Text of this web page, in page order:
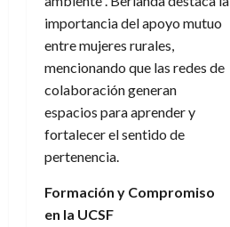
importancia del apoyo mutuo
entre mujeres rurales,
mencionando que las redes de
colaboración generan
espacios para aprender y
fortalecer el sentido de
pertenencia.
Formación y Compromiso
en la UCSF